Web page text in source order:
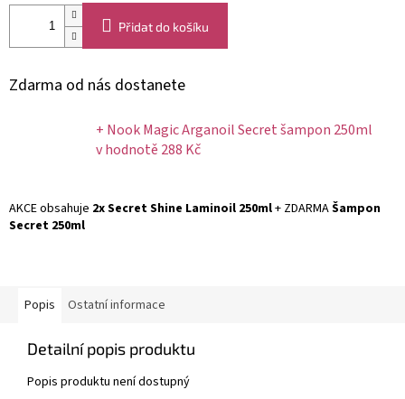
Přidat do košíku
Zdarma od nás dostanete
+ Nook Magic Arganoil Secret šampon 250ml
v hodnotě 288 Kč
AKCE obsahuje 2x Secret Shine Laminoil 250ml+ ZDARMAŠampon
Secret 250ml
Popis Ostatní informace
Detailní popis produktu
Popis produktu není dostupný